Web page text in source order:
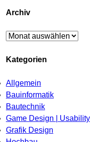
Archiv
Archiv
Kategorien
Allgemein
Bauinformatik
Bautechnik
Game Design |
Grafik Design